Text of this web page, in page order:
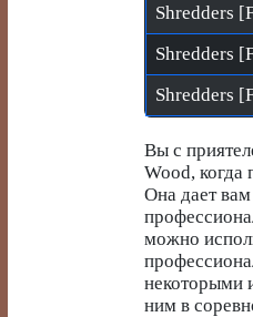
Shredders
Shredders
Вы с
Wood, когда
Она дает
можно
некоторыми
ним в